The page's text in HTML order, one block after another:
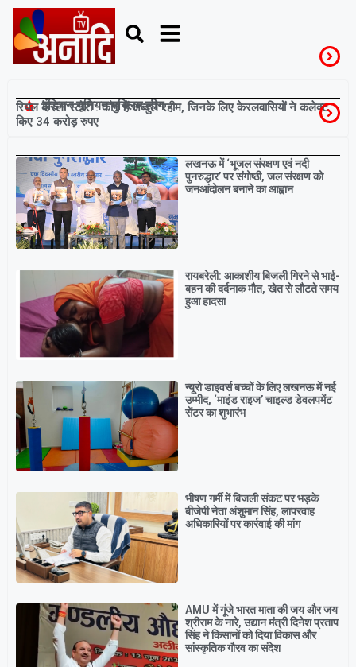
इंडियन यूनियन मुस्लिम लीग
रियल केरला स्टोरी : कौन हैं अब्दुल रहीम, जिनके लिए केरलवासियों ने कलेक्ट
किए 34 करोड़ रुपए
Breaking
लखनऊ में ‘भूजल संरक्षण एवं नदी
पुनरुद्धार’ पर संगोष्ठी, जल संरक्षण को
जनआंदोलन बनाने का आह्वान
रायबरेली: आकाशीय बिजली गिरने से भाई-
बहन की दर्दनाक मौत, खेत से लौटते समय
हुआ हादसा
न्यूरो डाइवर्स बच्चों के लिए लखनऊ में नई
उम्मीद, ‘माइंड राइज’ चाइल्ड डेवलपमेंट
सेंटर का शुभारंभ
भीषण गर्मी में बिजली संकट पर भड़के
बीजेपी नेता अंशुमान सिंह, लापरवाह
अधिकारियों पर कार्रवाई की मांग
AMU में गूंजे भारत माता की जय और जय
श्रीराम के नारे, उद्यान मंत्री दिनेश प्रताप
सिंह ने किसानों को दिया विकास और
सांस्कृतिक गौरव का संदेश